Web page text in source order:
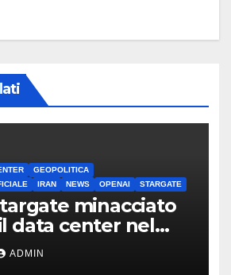
GEOPOLITICA
IRAN NEWS OPENAI STARGATE
minacciato
data center nel
ADMIN